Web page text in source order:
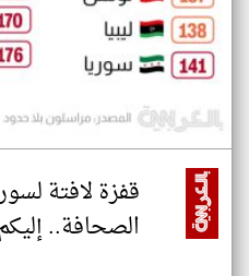
قفزة لافتة
الصحافة..